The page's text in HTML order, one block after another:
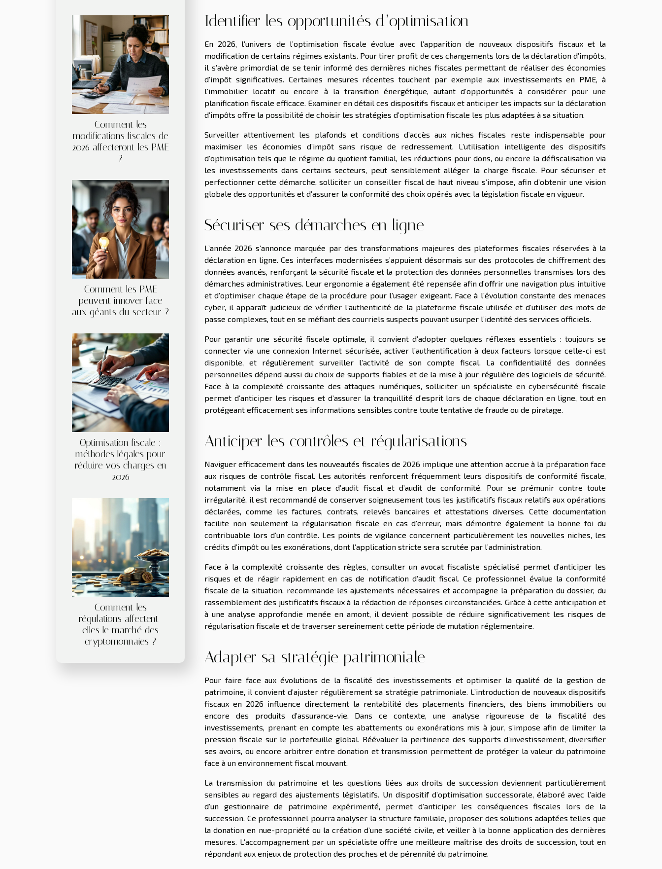
Comment les
modifications fiscales de
2026 affecteront les PME
?
Comment les PME
peuvent innover face
aux géants du secteur ?
Optimisation fiscale :
méthodes légales pour
réduire vos charges en
2026
Comment les
régulations affectent-
elles le marché des
cryptomonnaies ?
Identifier les opportunités d’optimisation
En 2026, l’univers de l’optimisation fiscale évolue avec l’apparition de nouveaux dispositifs fiscaux et la
modification de certains régimes existants. Pour tirer profit de ces changements lors de la déclaration d’impôts,
il s’avère primordial de se tenir informé des dernières niches fiscales permettant de réaliser des économies
d’impôt significatives. Certaines mesures récentes touchent par exemple aux investissements en PME, à
l’immobilier locatif ou encore à la transition énergétique, autant d’opportunités à considérer pour une
planification fiscale efficace. Examiner en détail ces dispositifs fiscaux et anticiper les impacts sur la déclaration
d’impôts offre la possibilité de choisir les stratégies d’optimisation fiscale les plus adaptées à sa situation.
Surveiller attentivement les plafonds et conditions d’accès aux niches fiscales reste indispensable pour
maximiser les économies d’impôt sans risque de redressement. L’utilisation intelligente des dispositifs
d’optimisation tels que le régime du quotient familial, les réductions pour dons, ou encore la défiscalisation via
les investissements dans certains secteurs, peut sensiblement alléger la charge fiscale. Pour sécuriser et
perfectionner cette démarche, solliciter un conseiller fiscal de haut niveau s’impose, afin d’obtenir une vision
globale des opportunités et d’assurer la conformité des choix opérés avec la législation fiscale en vigueur.
Sécuriser ses démarches en ligne
L’année 2026 s’annonce marquée par des transformations majeures des plateformes fiscales réservées à la
déclaration en ligne. Ces interfaces modernisées s’appuient désormais sur des protocoles de chiffrement des
données avancés, renforçant la sécurité fiscale et la protection des données personnelles transmises lors des
démarches administratives. Leur ergonomie a également été repensée afin d’offrir une navigation plus intuitive
et d’optimiser chaque étape de la procédure pour l’usager exigeant. Face à l’évolution constante des menaces
cyber, il apparaît judicieux de vérifier l’authenticité de la plateforme fiscale utilisée et d’utiliser des mots de
passe complexes, tout en se méfiant des courriels suspects pouvant usurper l’identité des services officiels.
Pour garantir une sécurité fiscale optimale, il convient d’adopter quelques réflexes essentiels : toujours se
connecter via une connexion Internet sécurisée, activer l’authentification à deux facteurs lorsque celle-ci est
disponible, et régulièrement surveiller l’activité de son compte fiscal. La confidentialité des données
personnelles dépend aussi du choix de supports fiables et de la mise à jour régulière des logiciels de sécurité.
Face à la complexité croissante des attaques numériques, solliciter un spécialiste en cybersécurité fiscale
permet d’anticiper les risques et d’assurer la tranquillité d’esprit lors de chaque déclaration en ligne, tout en
protégeant efficacement ses informations sensibles contre toute tentative de fraude ou de piratage.
Anticiper les contrôles et régularisations
Naviguer efficacement dans les nouveautés fiscales de 2026 implique une attention accrue à la préparation face
aux risques de contrôle fiscal. Les autorités renforcent fréquemment leurs dispositifs de conformité fiscale,
notamment via la mise en place d’audit fiscal et d’audit de conformité. Pour se prémunir contre toute
irrégularité, il est recommandé de conserver soigneusement tous les justificatifs fiscaux relatifs aux opérations
déclarées, comme les factures, contrats, relevés bancaires et attestations diverses. Cette documentation
facilite non seulement la régularisation fiscale en cas d’erreur, mais démontre également la bonne foi du
contribuable lors d’un contrôle. Les points de vigilance concernent particulièrement les nouvelles niches, les
crédits d’impôt ou les exonérations, dont l’application stricte sera scrutée par l’administration.
Face à la complexité croissante des règles, consulter un avocat fiscaliste spécialisé permet d’anticiper les
risques et de réagir rapidement en cas de notification d’audit fiscal. Ce professionnel évalue la conformité
fiscale de la situation, recommande les ajustements nécessaires et accompagne la préparation du dossier, du
rassemblement des justificatifs fiscaux à la rédaction de réponses circonstanciées. Grâce à cette anticipation et
à une analyse approfondie menée en amont, il devient possible de réduire significativement les risques de
régularisation fiscale et de traverser sereinement cette période de mutation réglementaire.
Adapter sa stratégie patrimoniale
Pour faire face aux évolutions de la fiscalité des investissements et optimiser la qualité de la gestion de
patrimoine, il convient d’ajuster régulièrement sa stratégie patrimoniale. L’introduction de nouveaux dispositifs
fiscaux en 2026 influence directement la rentabilité des placements financiers, des biens immobiliers ou
encore des produits d’assurance-vie. Dans ce contexte, une analyse rigoureuse de la fiscalité des
investissements, prenant en compte les abattements ou exonérations mis à jour, s’impose afin de limiter la
pression fiscale sur le portefeuille global. Réévaluer la pertinence des supports d’investissement, diversifier
ses avoirs, ou encore arbitrer entre donation et transmission permettent de protéger la valeur du patrimoine
face à un environnement fiscal mouvant.
La transmission du patrimoine et les questions liées aux droits de succession deviennent particulièrement
sensibles au regard des ajustements législatifs. Un dispositif d’optimisation successorale, élaboré avec l’aide
d’un gestionnaire de patrimoine expérimenté, permet d’anticiper les conséquences fiscales lors de la
succession. Ce professionnel pourra analyser la structure familiale, proposer des solutions adaptées telles que
la donation en nue-propriété ou la création d’une société civile, et veiller à la bonne application des dernières
mesures. L’accompagnement par un spécialiste offre une meilleure maîtrise des droits de succession, tout en
répondant aux enjeux de protection des proches et de pérennité du patrimoine.